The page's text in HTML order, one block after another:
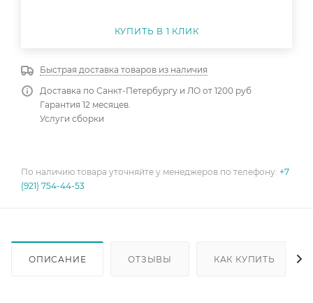
КУПИТЬ В 1 КЛИК
Быстрая доставка товаров из наличия
Доставка по Санкт-Петербургу и ЛО от 1200 руб
Гарантия 12 месяцев.
Услуги сборки
По наличию товара уточняйте у менеджеров по телефону: +7
(921) 754-44-53
ОПИСАНИЕ ОТЗЫВЫ КАК КУПИТЬ